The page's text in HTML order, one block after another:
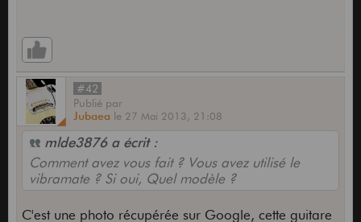
#42
Publié par
Jubaea le 27 Mai 2013, 21:08
mlde3876 a écrit :
Comment avez vous fait ? Vous avez utilisé le
vibramate ? Si oui, Quel modèle ?
C'est une photo récupérée sur Google, cette guitare